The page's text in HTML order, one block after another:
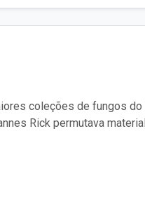
coleções de fungos do
Rick permutava